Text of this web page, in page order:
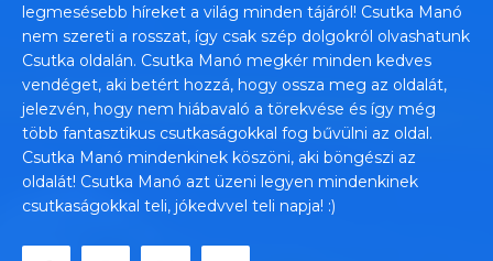
legmesésebb híreket a világ minden tájáról! Csutka Manó
nem szereti a rosszat, így csak szép dolgokról olvashatunk
Csutka oldalán. Csutka Manó megkér minden kedves
vendéget, aki betért hozzá, hogy ossza meg az oldalát,
jelezvén, hogy nem hiábavaló a törekvése és így még
több fantasztikus csutkaságokkal fog bűvülni az oldal.
Csutka Manó mindenkinek köszöni, aki böngészi az
oldalát! Csutka Manó azt üzeni legyen mindenkinek
csutkaságokkal teli, jókedvvel teli napja! :)